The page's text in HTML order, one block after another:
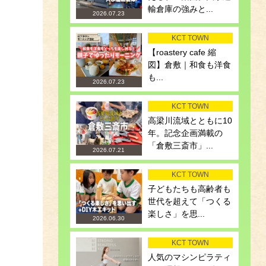
2026.07.23
輸倉庫の強みと...
2026.07.23
KCT TOWN
【roastery cafe 縮
図】倉敷｜和食も洋食
も...
2026.07.21
KCT TOWN
高梁川流域とともに10
年。記念企画満載の
「倉敷三斎市」...
2026.06.30
KCT TOWN
子どもたちも高齢者も
世代を超えて「つくる
楽しさ」を思...
KCT TOWN
人気のマシンピラティ